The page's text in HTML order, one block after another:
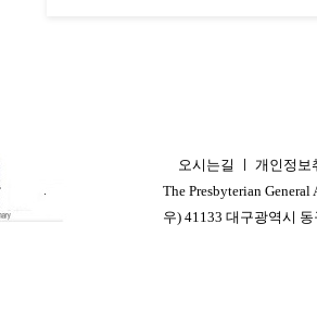
오시는길 ㅣ 개인정보
The Presbyterian
우) 41133 대구광역시